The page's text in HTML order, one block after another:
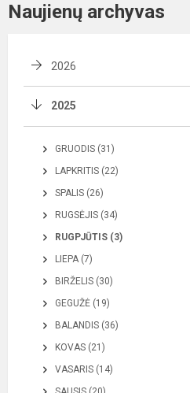
Naujienų archyvas
2026
2025
GRUODIS (31)
LAPKRITIS (22)
SPALIS (26)
RUGSĖJIS (34)
RUGPJŪTIS (3)
LIEPA (7)
BIRŽELIS (30)
GEGUŽĖ (19)
BALANDIS (36)
KOVAS (21)
VASARIS (14)